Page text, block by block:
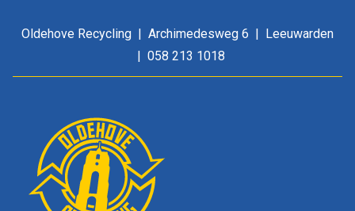
Oldehove Recycling Archimedesweg 6
Leeuwarden
058 213 1018